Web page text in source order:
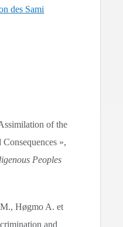
des Sami
of the
»,
Peoples
Høgmo A. et
and